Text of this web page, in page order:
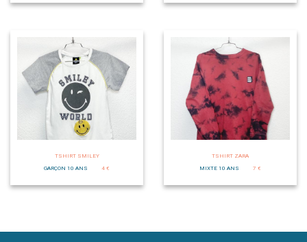
TSHIRT SMILEY
GARÇON 10 ANS
4 €
TSHIRT ZARA
MIXTE 10 ANS
7 €